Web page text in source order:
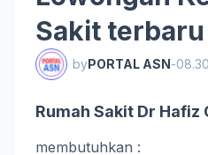
Sakit terbaru
byPORTAL ASN-08.30
Rumah Sakit Dr Hafiz
membutuhkan :